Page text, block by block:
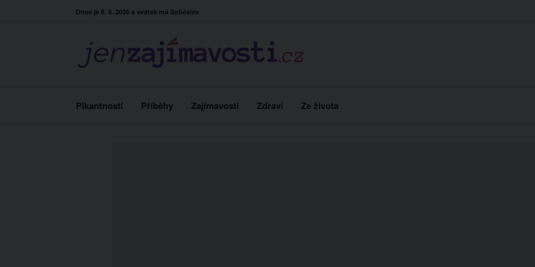
Dnes je 8. 8. 2026 a svátek má Soběslav
Pikantnosti Příběhy Zajímavosti Zdraví Ze života